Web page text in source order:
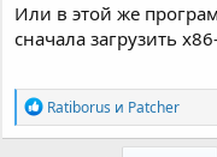
Или в этой же
сначала загрузить
Р
е
а
Ratiborus и Patcher